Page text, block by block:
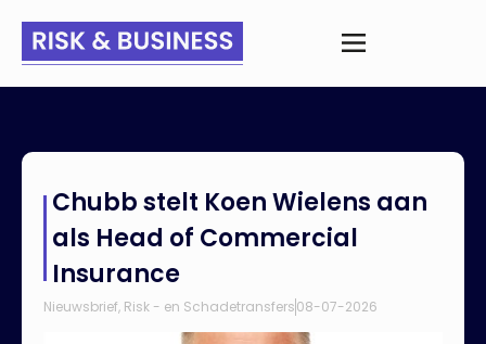
Commercial Insurance
Chubb stelt Koen Wielens aan
als Head of Commercial
Insurance
Nieuwsbrief, Risk - en Schadetransfers08-07-2026